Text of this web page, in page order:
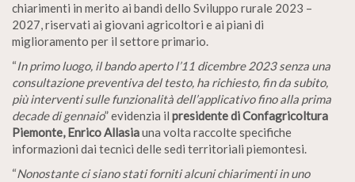
chiarimenti in merito ai bandi dello Sviluppo rurale 2023 –
2027, riservati ai giovani agricoltori e ai piani di
miglioramento per il settore primario.
“In primo luogo, il bando aperto l’11 dicembre 2023 senza una
consultazione preventiva del testo, ha richiesto, fin da subito,
più interventi sulle funzionalità dell’applicativo fino alla prima
decade di gennaio” evidenzia il presidente di Confagricoltura
Piemonte, Enrico Allasiauna volta raccolte specifiche
informazioni dai tecnici delle sedi territoriali piemontesi.
“Nonostante ci siano stati forniti alcuni chiarimenti in uno